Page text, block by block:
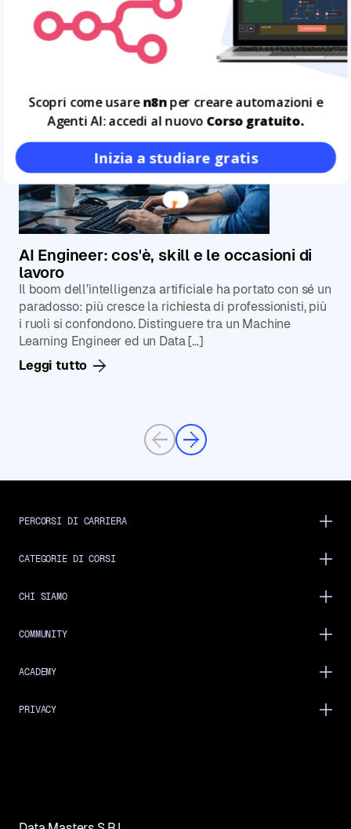
ARTICOLI CORRELATI
13
AI Engineer: cos'è, skill e le occasioni di
lavoro
Il boom dell’intelligenza artificiale ha portato con sé un
paradosso: più cresce la richiesta di professionisti, più
i ruoli si confondono. Distinguere tra un Machine
Learning Engineer ed un Data […]
Leggi tutto
Leggi tutto
Previous
Next
PERCORSI DI CARRIERA
CATEGORIE DI CORSI
CHI SIAMO
COMMUNITY
ACADEMY
PRIVACY
Scopri come usaren8nper creare automazioni e
Agenti AI: accedi al nuovo Corso gratuito.
Inizia a studiare gratis